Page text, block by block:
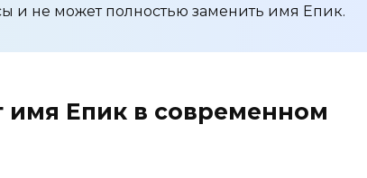
и не может полностью заменить имя Епик.
имя Епик в современном